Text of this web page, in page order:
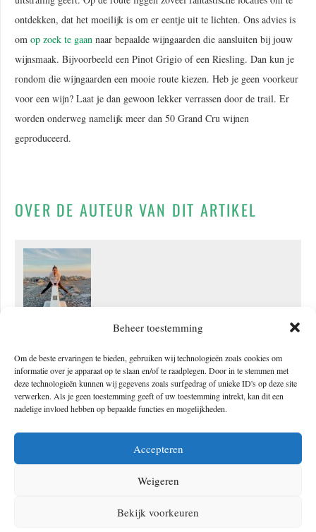
Beheer toestemming
Om de beste ervaringen te bieden, gebruiken wij technologieën zoals cookies om
informatie over je apparaat op te slaan en/of te raadplegen. Door in te stemmen met
deze technologieën kunnen wij gegevens zoals surfgedrag of unieke ID's op deze site
verwerken. Als je geen toestemming geeft of uw toestemming intrekt, kan dit een
nadelige invloed hebben op bepaalde functies en mogelijkheden.
Accepteren
Weigeren
Bekijk voorkeuren
ontdekken, dat het moeilijk is om er eentje uit te lichten. Ons advies is
om op zoek te gaan naar bepaalde wijngaarden die aansluiten bij jouw
wijnsmaak. Bijvoorbeeld een Pinot Grigio of een Riesling. Dan kun je
rondom die wijngaarden een mooie route kiezen. Heb je geen voorkeur
voor een wijn? Laat je dan gewoon lekker verrassen door de trail. Er
worden onderweg namelijk meer dan 50 Grand Cru wijnen
geproduceerd.
OVER DE AUTEUR VAN DIT ARTIKEL
Medeoprichter van The Outdoors, The Hike en The Bike. Gaat
graag voor de top. Zowel van bergen als in het dagelijks leven.
Wordt gelukkig van de zon, avontuur in de natuur, urban hikes in
mooie steden, paradijselijke vakanties, een Vieux-cola bij de open
haard, skiën over poederverse sneeuw en nog veel meer. Heeft
bovenaan haar travel wishlist staan: Alaska, Patagonië, Oman,